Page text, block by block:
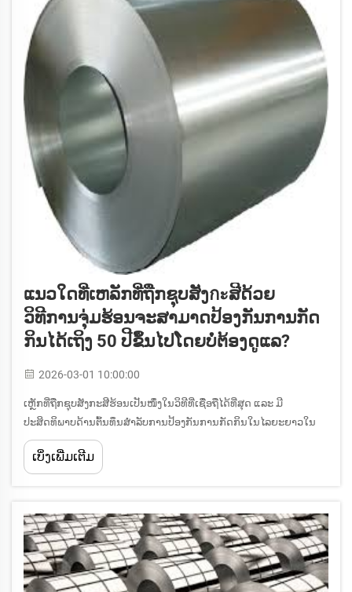
ແນວໃດທີ່ເຫລັກທີ່ຖືກຊຸບສັງกะສີດ້ວຍ
ວິທີການຈຸ່ມຮ້ອນຈະສາມາດປ້ອງກັນການກັດ
ກິນໄດ້ເຖິງ 50 ປີຂຶ້ນໄປໂດຍບໍ່ຕ້ອງດູແລ?
2026-03-01 10:00:00
ເຫຼັກທີ່ຖືກຊຸບສັງກະສີຮ້ອນເປັນໜຶ່ງໃນວິທີທີ່ເຊື່ອຖືໄດ້ທີ່ສຸດ ແລະ ມີ
ປະສິດທິພາບດ້ານຕົ້ນທຶນສຳລັບການປ້ອງກັນການກັດກິນໃນໄລຍະຍາວໃນ
ການນຳໃຊ້ດ້ານອຸດສາຫະກຳ. ຂະບວນການຊຸບທີ່ທັນສະໄໝນີ້ສ້າງເປັນ
ພັນທະບົດທາງເຄມີລະຫວ່າງສັງກະສີ ແລະ ເຫຼັກ...
ເບິ່ງເພີ່ມເຕີມ